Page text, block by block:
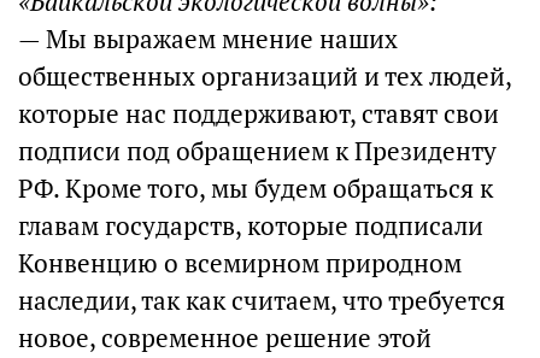
— Мы выражаем мнение наших
общественных организаций и тех людей,
которые нас поддерживают, ставят свои
подписи под обращением к Президенту
РФ. Кроме того, мы будем обращаться к
главам государств, которые подписали
Конвенцию о всемирном природном
наследии, так как считаем, что требуется
новое, современное решение этой